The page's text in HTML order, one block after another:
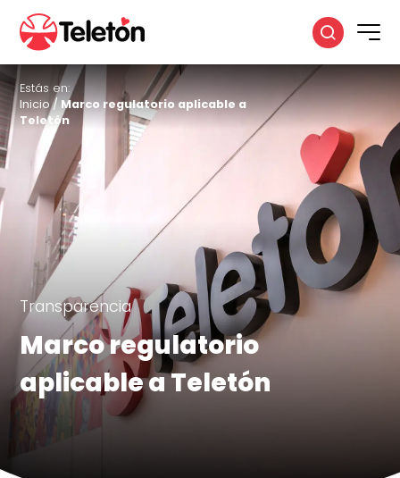
Estás en:
Inicio/Marco regulatorio aplicable a
Teletón
Transparencia
Marco regulatorio
aplicable a Teletón